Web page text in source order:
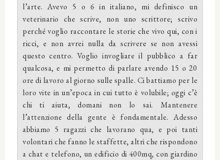
l’arte. Avevo 5 o 6 in italiano, mi definisco un
veterinario che scrive, non uno scrittore; scrivo
perché voglio raccontare le storie che vivo qui, con i
ricci, e non avrei nulla da scrivere se non avessi
questo centro. Voglio invogliare il pubblico a far
qualcosa, e mi permetto di parlare avendo 15 o 20
ore di lavoro al giorno sulle spalle. Ci battiamo per le
loro vite in un’epoca in cui tutto è volubile; oggi c’è
chi ti aiuta, domani non lo sai. Mantenere
l’attenzione della gente è fondamentale. Adesso
abbiamo 5 ragazzi che lavorano qua, e poi tanti
volontari che fanno le staffette, altri che rispondono
a chat e telefono, un edificio di 400mq, con giardino